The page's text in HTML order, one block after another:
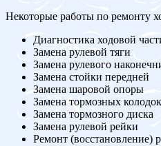
Некоторые работы по ремонту
Диагностика ходовой
Замена рулевой тяги
Замена рулевого
Замена стойки передней
Замена шаровой опоры
Замена тормозных
Замена тормозного диска
Замена рулевой рейки
Ремонт (восстановление)